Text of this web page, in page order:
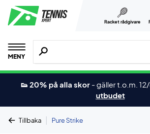
Racket rådgivare
MENY
Sök efter produkter, märken osv.
👟 20% på alla skor -gäller t.o.m.
utbudet
Tillbaka | Pure Strike